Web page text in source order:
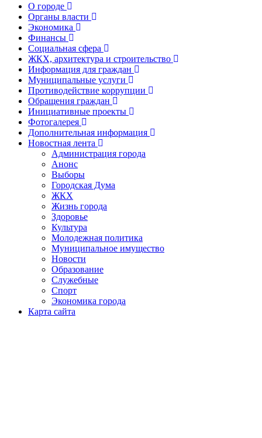
О городе
Органы власти
Экономика
Финансы
Социальная сфера
ЖКХ, архитектура и строительство
Информация для граждан
Муниципальные услуги
Противодействие коррупции
Обращения граждан
Инициативные проекты
Фотогалерея
Дополнительная информация
Новостная лента
Администрация города
Анонс
Выборы
Городская Дума
ЖКХ
Жизнь города
Здоровье
Культура
Молодежная политика
Муниципальное имущество
Новости
Образование
Служебные
Спорт
Экономика города
Карта сайта